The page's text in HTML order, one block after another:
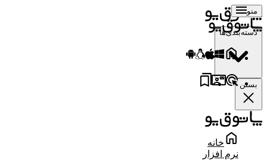
منو
دسته‌بندی‌ها
بستن
خانه
نرم افزار